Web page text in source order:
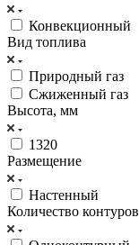
Конвекционный
Вид топлива
Природный газ
Сжиженный газ
Высота, мм
1320
Размещение
Настенный
Количество контуров